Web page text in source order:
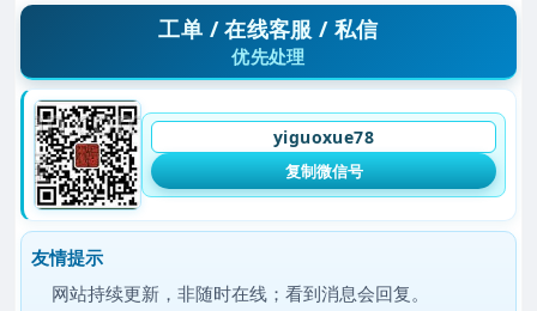
工单 / 在线客服 / 私信
优先处理
yiguoxue78
复制微信号
友情提示
网站持续更新，非随时在线；看到消息会回复。